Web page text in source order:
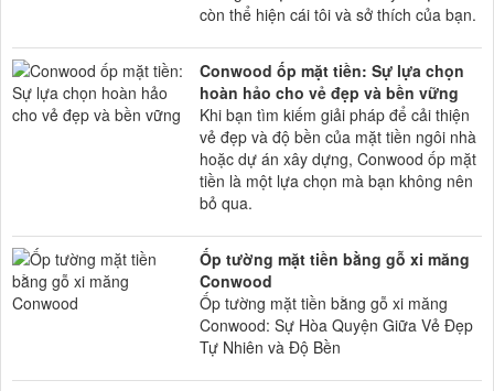
còn thể hiện cái tôi và sở thích của bạn.
Conwood ốp mặt tiền: Sự lựa chọn
hoàn hảo cho vẻ đẹp và bền vững
Khi bạn tìm kiếm giải pháp để cải thiện
vẻ đẹp và độ bền của mặt tiền ngôi nhà
hoặc dự án xây dựng, Conwood ốp mặt
tiền là một lựa chọn mà bạn không nên
bỏ qua.
Ốp tường mặt tiền bằng gỗ xi măng
Conwood
Ốp tường mặt tiền bằng gỗ xi măng
Conwood: Sự Hòa Quyện Giữa Vẻ Đẹp
Tự Nhiên và Độ Bền